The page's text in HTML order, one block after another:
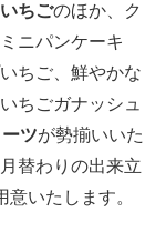
ちごのほか、ク
ニパンケーキ
ちご、鮮やかな
ちごガナッシュ
ツが勢揃いいた
替わりの出来立
いたします。